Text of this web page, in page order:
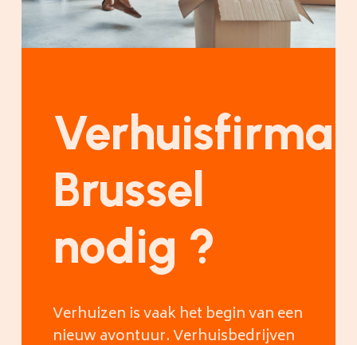
Verhuisfirma
Brussel
nodig ?
Verhuizen is vaak het begin van een
nieuw avontuur. Verhuisbedrijven